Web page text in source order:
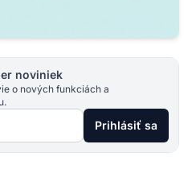
noviniek
o nových funkciách a
Prihlásiť sa